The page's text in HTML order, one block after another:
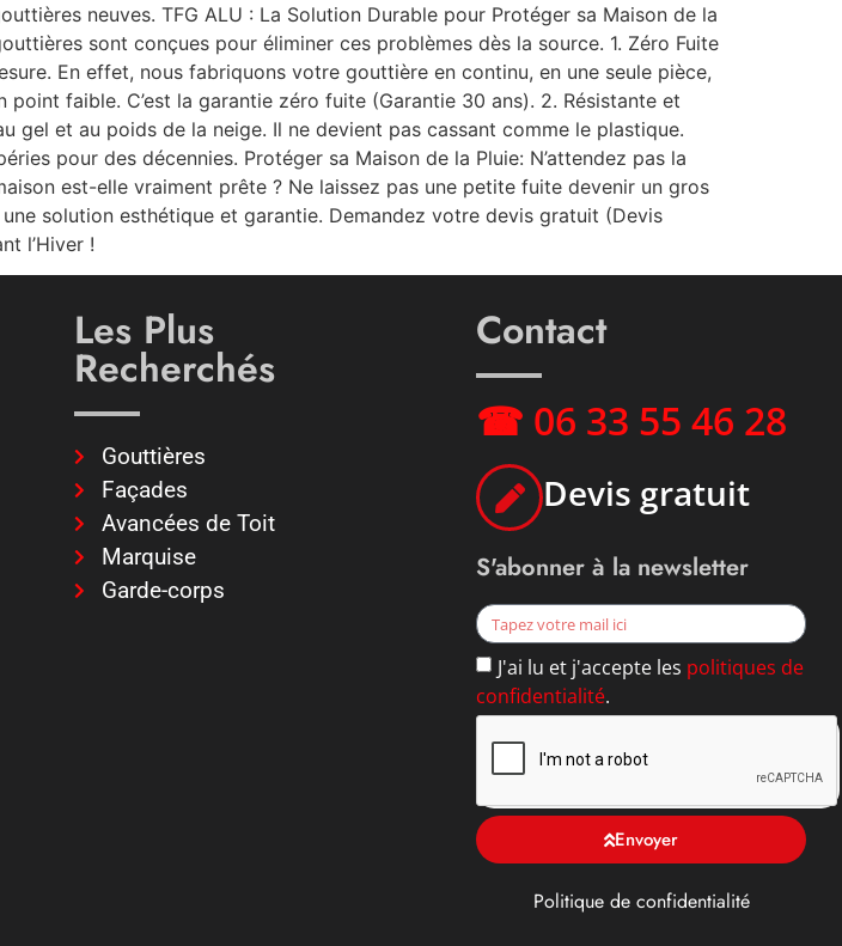
neuves. TFG ALU : La Solution Durable pour Protéger sa Maison de la
sont conçues pour éliminer ces problèmes dès la source. 1. Zéro Fuite
En effet, nous fabriquons votre gouttière en continu, en une seule pièce,
faible. C’est la garantie zéro fuite (Garantie 30 ans). 2. Résistante et
gel et au poids de la neige. Il ne devient pas cassant comme le plastique.
pour des décennies. Protéger sa Maison de la Pluie: N’attendez pas la
est-elle vraiment prête ? Ne laissez pas une petite fuite devenir un gros
solution esthétique et garantie. Demandez votre devis gratuit (Devis
l’Hiver !
Les Plus
Recherchés
Gouttières
Façades
Avancées de Toit
Marquise
Garde-corps
Contact
☎ 06 33 55 46 28
Devis gratuit
S'abonner à la newsletter
J'ai lu et j'accepte les politiques de
confidentialité.
Envoyer
Politique de confidentialité